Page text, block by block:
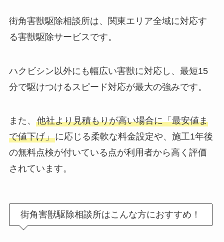
街角害獣駆除相談所は、関東エリア全域に対応す
る害獣駆除サービスです。
ハクビシン以外にも幅広い害獣に対応し、最短15
分で駆けつけるスピード対応が最大の強みです。
また、 他社より見積もりが高い場合に「最安値ま
で値下げ」に応じる柔軟な料金設定や、施工1年後
の無料点検が付いている点が利用者から高く評価
されています。
街角害獣駆除相談所はこんな方におすすめ！